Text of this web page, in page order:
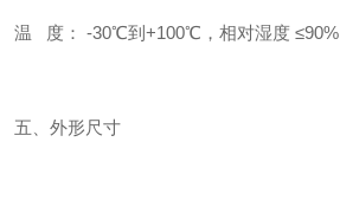
温 度： -30℃到+100℃ ，相对湿度 ≤90%
五、外形尺寸